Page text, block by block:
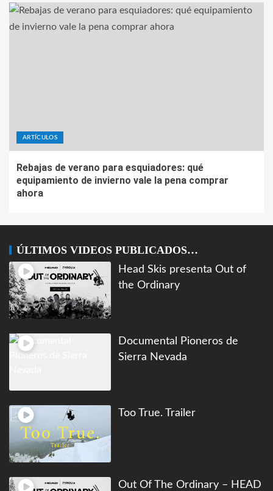
ARTÍCULOS
Rebajas de verano para esquiadores: qué
equipamiento de invierno vale la pena comprar
ahora
ÚLTIMOS VIDEOS PUBLICADOS…
Head Skis presenta Out of
the Ordinary
Documental Pioneros de
Sierra Nevada
Too True. Trailer
Out Of The Ordinary – HEAD